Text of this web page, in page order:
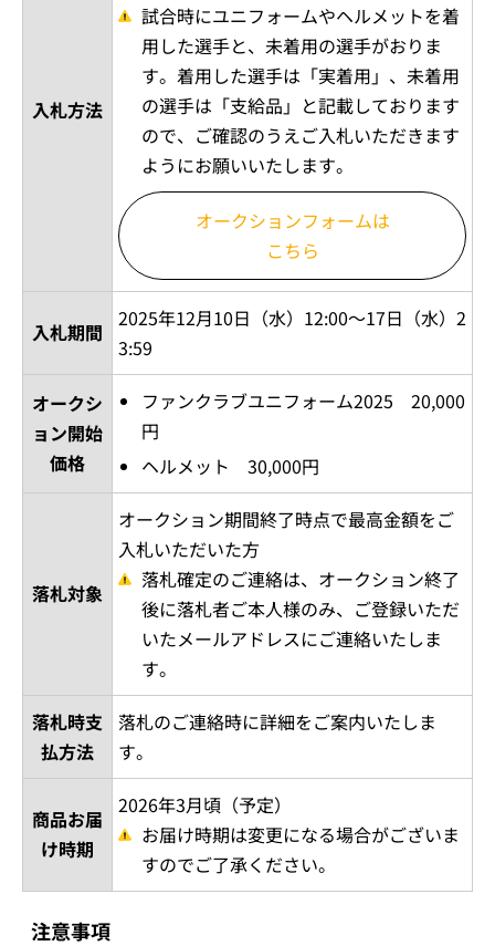
入札方法
試合時にユニフォームやヘルメットを着
用した選手と、未着用の選手がおりま
す。着用した選手は「実着用」、未着用
の選手は「支給品」と記載しております
ので、ご確認のうえご入札いただきます
ようにお願いいたします。
オークションフォームは
こちら
入札期間
2025年12月10日（水）12:00～17日（水）2
3:59
オークシ
ョン開始
価格
ファンクラブユニフォーム2025 20,000
円
ヘルメット 30,000円
落札対象
オークション期間終了時点で最高金額をご
入札いただいた方
落札確定のご連絡は、オークション終了
後に落札者ご本人様のみ、ご登録いただ
いたメールアドレスにご連絡いたしま
す。
落札時支
払方法
落札のご連絡時に詳細をご案内いたしま
す。
商品お届
け時期
2026年3月頃（予定）
お届け時期は変更になる場合がございま
すのでご了承ください。
注意事項